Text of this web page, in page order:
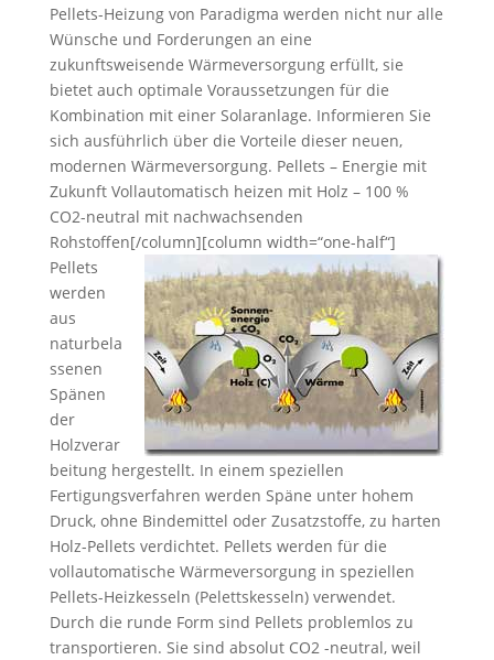
Pellets-Heizung von Paradigma werden nicht nur alle
Wünsche und Forderungen an eine
zukunftsweisende Wärmeversorgung erfüllt, sie
bietet auch optimale Voraussetzungen für die
Kombination mit einer Solaranlage. Informieren Sie
sich ausführlich über die Vorteile dieser neuen,
modernen Wärmeversorgung. Pellets – Energie mit
Zukunft Vollautomatisch heizen mit Holz – 100 %
CO2-neutral mit nachwachsenden
Rohstoffen[/column][column width=“one-half“]
Pellets
werden
aus
naturbela
ssenen
Spänen
der
Holzverar
beitung hergestellt. In einem speziellen
Fertigungsverfahren werden Späne unter hohem
Druck, ohne Bindemittel oder Zusatzstoffe, zu harten
Holz-Pellets verdichtet. Pellets werden für die
vollautomatische Wärmeversorgung in speziellen
Pellets-Heizkesseln (Pelettskesseln) verwendet.
Durch die runde Form sind Pellets problemlos zu
transportieren. Sie sind absolut CO2 -neutral, weil